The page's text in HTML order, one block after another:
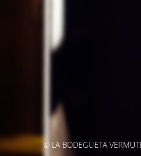
© LA BODEGUETA